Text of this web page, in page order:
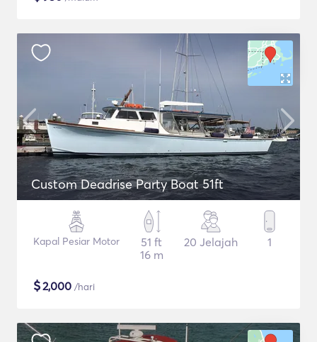
Custom Deadrise Party Boat 51ft
Kapal Pesiar Motor
51 ft
16 m
20 Jelajah 1
$2,000 /hari